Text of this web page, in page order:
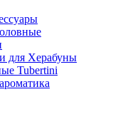
для Херабуны
Tubertini